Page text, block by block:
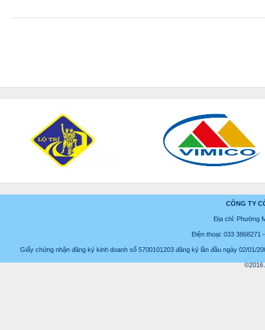
CÔNG TY
Địa chỉ: Phường
Điện thoại: 033 3868271
Giấy chứng nhận đăng ký kinh doanh số 5700101203 đăng ký lần đầu ngày 02/01/
©2016